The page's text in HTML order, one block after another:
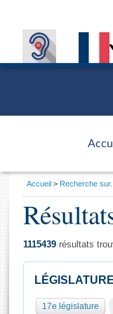
Général
Vous
Accueil Recherche sur...
1115439 résultats
LÉGISLATURE
17e législature